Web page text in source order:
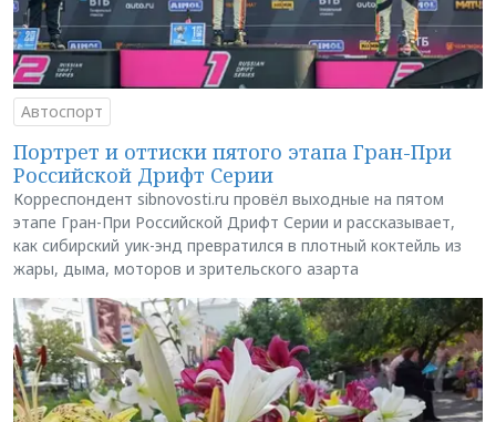
Автоспорт
Портрет и оттиски пятого этапа Гран-При
Российской Дрифт Серии
Корреспондент sibnovosti.ru провёл выходные на пятом
этапе Гран-При Российской Дрифт Серии и рассказывает,
как сибирский уик-энд превратился в плотный коктейль из
жары, дыма, моторов и зрительского азарта